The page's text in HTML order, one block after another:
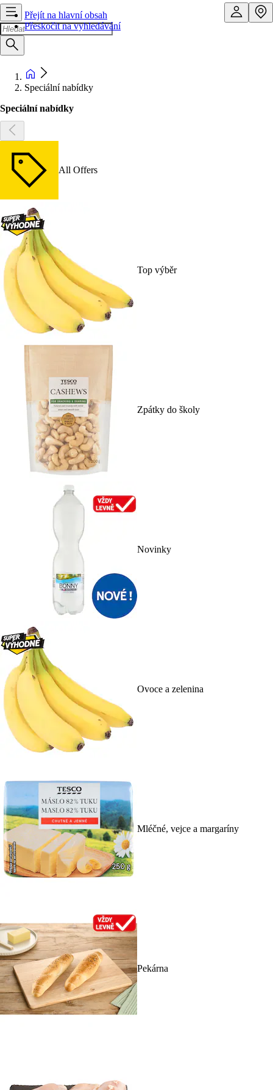
Přejít na hlavní obsah
Přeskočit na vyhledávání
Speciální nabídky
Speciální nabídky
All Offers
Top výběr
Zpátky do školy
Novinky
Ovoce a zelenina
Mléčné, vejce a margaríny
Pekárna